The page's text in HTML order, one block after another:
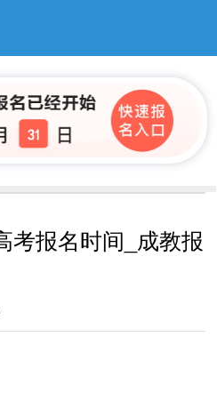
考报名时间_成教报